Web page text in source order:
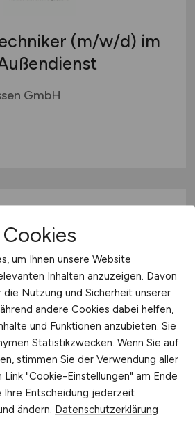
(m/w/d) im
GmbH
Manager
(m/w/d)
Cookies
um Ihnen unsere Website
Inhalten anzuzeigen. Davon
die Nutzung und Sicherheit unserer
andere Cookies dabei helfen,
und Funktionen anzubieten. Sie
Statistikzwecken. Wenn Sie auf
stimmen Sie der Verwendung aller
"Cookie-Einstellungen" am Ende
Ihre Entscheidung jederzeit
ändern. Datenschutzerklärung